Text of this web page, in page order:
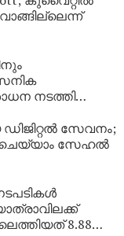
നടത്തി
സേവനം;
ചെയ്യാം സേഹൽ
8.88